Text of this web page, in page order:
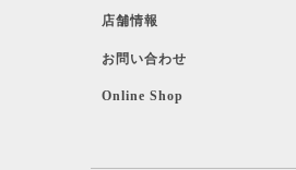
店舗情報
お問い合わせ
Online Shop